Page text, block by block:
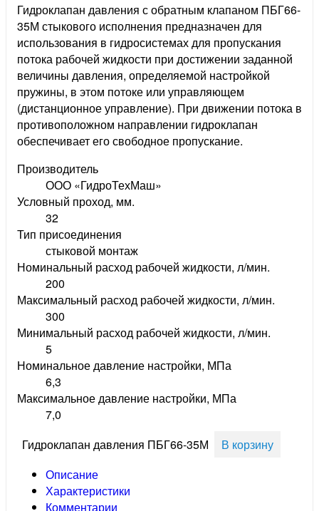
Гидроклапан давления с обратным клапаном ПБГ66-
35М стыкового исполнения предназначен для
использования в гидросистемах для пропускания
потока рабочей жидкости при достижении заданной
величины давления, определяемой настройкой
пружины, в этом потоке или управляющем
(дистанционное управление). При движении потока в
противоположном направлении гидроклапан
обеспечивает его свободное пропускание.
Производитель
ООО «ГидроТехМаш»
Условный проход, мм.
32
Тип присоединения
стыковой монтаж
Номинальный расход рабочей жидкости, л/мин.
200
Максимальный расход рабочей жидкости, л/мин.
300
Минимальный расход рабочей жидкости, л/мин.
5
Номинальное давление настройки, МПа
6,3
Максимальное давление настройки, МПа
7,0
Гидроклапан давления ПБГ66-35М
В корзину
Описание
Характеристики
Комментарии